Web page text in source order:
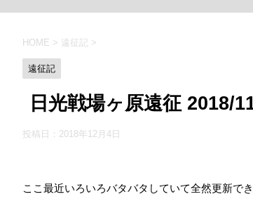
HOME > 遠征記 >
遠征記
日光戦場ヶ原遠征 2018/
投稿日： 2018年12月4日
ここ最近いろいろバタバタしていて全然更新で